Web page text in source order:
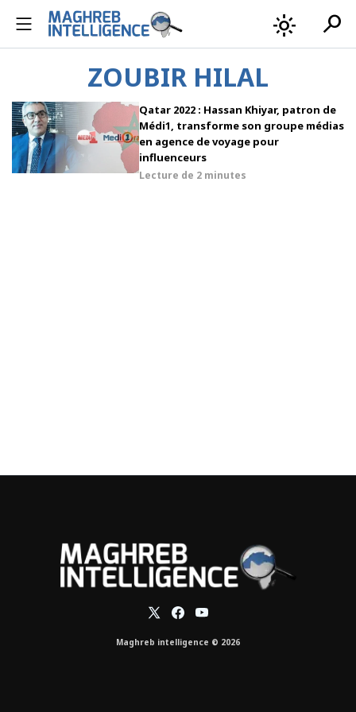
light_mode search
ZOUBIR HILAL
Qatar 2022 : Hassan Khiyar, patron de
Médi1, transforme son groupe médias
en agence de voyage pour
influenceurs
Lecture de 2 minutes
Maghreb intelligence © 2026